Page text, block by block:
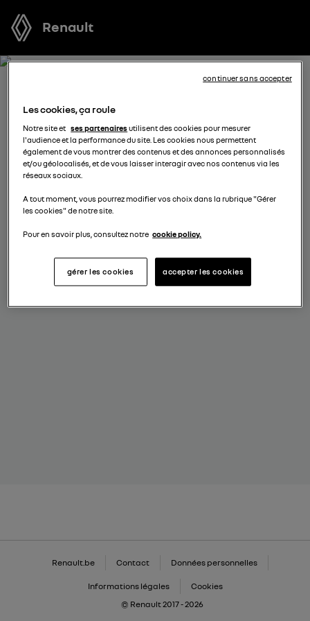
Renault
RÉSERVEZ UN ESSAI POUR
ARKANA
Vous vous demandez quel véhicule est fait pour vous ?
Réservez l’un de nos modèles pour profiter d’un essai
gratuit au volant d’un véhicule neuf avant de prendre
sélectionnez un distributeur
Renault.be Contact Données personnelles
Informations légales
Cookies
© Renault 2017 - 2026
Les cookies, ça roule
Notre site et ses partenairesutilisent des cookies pour mesurer
l'audience et la performance du site. Les cookies nous permettent
également de vous montrer des contenus et des annonces personnalisés
et/ou géolocalisés, et de vous laisser interagir avec nos contenus via les
réseaux sociaux.
A tout moment, vous pourrez modifier vos choix dans la rubrique "Gérer
les cookies" de notre site.
Pour en savoir plus, consultez notre cookie policy.
accepter les cookies
gérer les cookies
continuer sans accepter